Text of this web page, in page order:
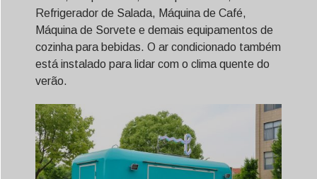
Refrigerador de Salada, Máquina de Café,
Máquina de Sorvete e demais equipamentos de
cozinha para bebidas. O ar condicionado também
está instalado para lidar com o clima quente do
verão.